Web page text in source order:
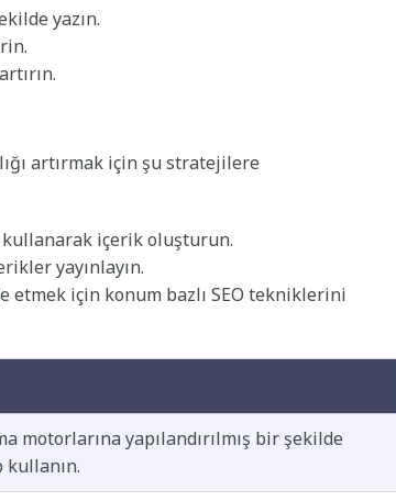
yazın.
artırmak için şu stratejilere
içerik oluşturun.
yayınlayın.
etmek için konum bazlı SEO tekniklerini
yapılandırılmış bir şekilde